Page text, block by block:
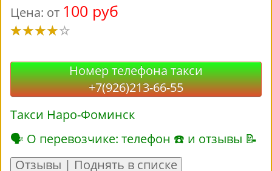
Цена: от 100 руб
Номер телефона такси
+7(926)213-66-55
Такси Наро-Фоминск
🗣 О перевозчике: телефон ☎ и отзывы 📝
Отзывы | Поднять в списке